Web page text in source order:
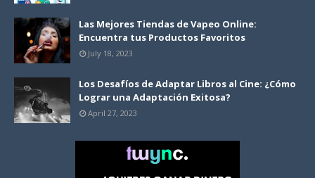
Las Mejores Tiendas de Vapeo Online:
Encuentra tus Productos Favoritos
July 18, 2023
Los Desafíos de Adaptar Libros al Cine: ¿Cómo
Lograr una Adaptación Exitosa?
April 27, 2023